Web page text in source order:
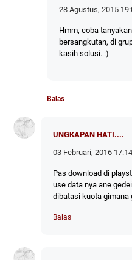
28 Agustus, 2015
Hmm, coba
bersangkutan, di
kasih solusi. :)
Balas
UNGKAPAN HATI....
03 Februari, 2016 17:14
Pas download di
use data nya ane
dibatasi kuota gimana
Balas